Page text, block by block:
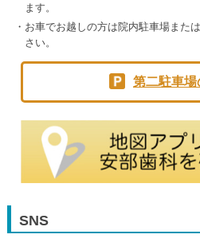
ます。
お車でお越しの方は院内駐車場また
さい。
第二駐車場
SNS